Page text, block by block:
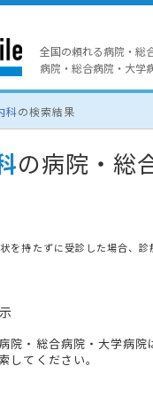
全国の頼れる病院・総
病院・総合病院・大学
科の検索結果
の病院・総
を持たずに受診した場合、
院・総合病院・大学病
してください。